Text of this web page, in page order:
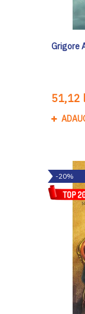
Grigore
51,12
-20%